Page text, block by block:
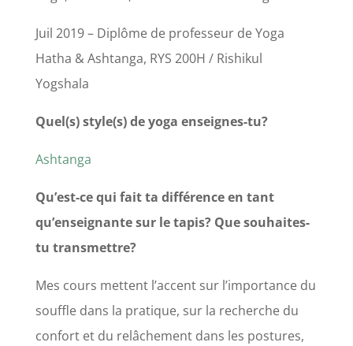
Juil 2019 – Diplôme de professeur de Yoga
Hatha & Ashtanga, RYS 200H / Rishikul
Yogshala
Quel(s) style(s) de yoga enseignes-tu?
Ashtanga
Qu’est-ce qui fait ta différence en tant
qu’enseignante sur le tapis? Que souhaites-
tu transmettre?
Mes cours mettent l’accent sur l’importance du
souffle dans la pratique, sur la recherche du
confort et du relâchement dans les postures,